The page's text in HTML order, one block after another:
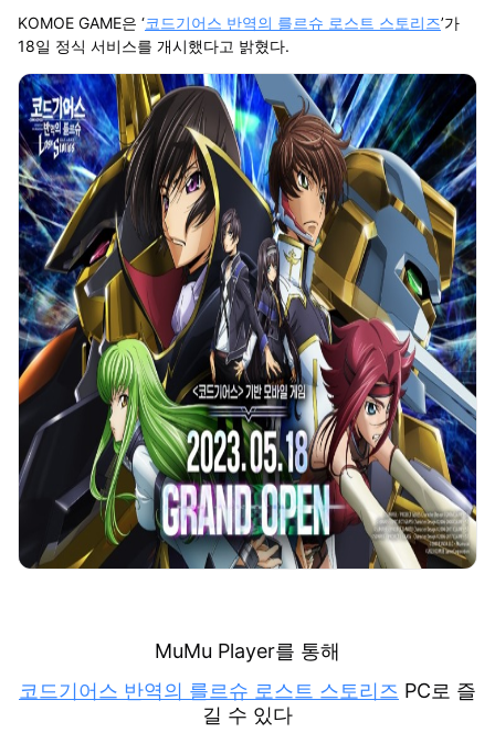
KOMOE GAME은 ‘코드기어스 반역의 를르슈 로스트 스토리즈’가
18일 정식 서비스를 개시했다고 밝혔다.
MuMu Player를 통해
코드기어스 반역의 를르슈 로스트 스토리즈 PC로 즐
길 수 있다